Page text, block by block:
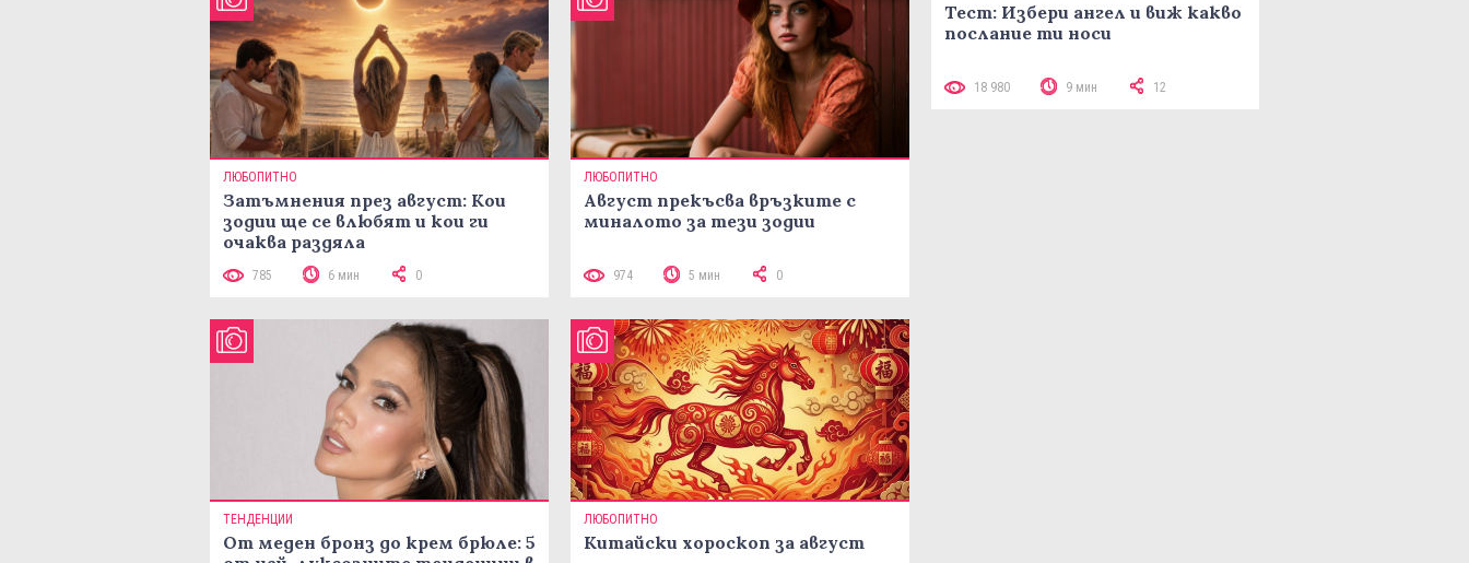
ЛЮБОПИТНО
Затъмнения през август: Кои
зодии ще се влюбят и кои ги
очаква раздяла
785 6 мин 0
ЛЮБОПИТНО
Август прекъсва връзките с
миналото за тези зодии
974 5 мин 0
ТЕНДЕНЦИИ
От меден бронз до крем брюле: 5
ЛЮБОПИТНО
Китайски хороскоп за август
Тест: Избери ангел и виж какво
послание ти носи
18 980 9 мин 12